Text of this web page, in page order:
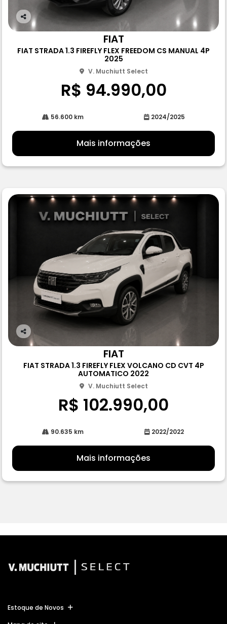
Co
rtil
FIAT
FIAT STRADA 1.3 FIREFLY FLEX FREEDOM CS MANUAL 4P
2025
V. Muchiutt Select
R$ 94.990,00
56.600 km 2024/2025
Mais informações
Co
rtil
FIAT
FIAT STRADA 1.3 FIREFLY FLEX VOLCANO CD CVT 4P
AUTOMATICO 2022
V. Muchiutt Select
R$ 102.990,00
90.635 km 2022/2022
Mais informações
Estoque de Novos